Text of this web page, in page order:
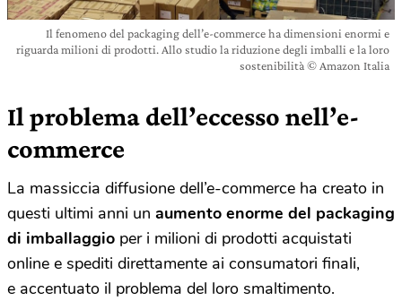
Il fenomeno del packaging dell’e-commerce ha dimensioni enormi e
riguarda milioni di prodotti. Allo studio la riduzione degli imballi e la loro
sostenibilità © Amazon Italia
Il problema dell’eccesso nell’e-
commerce
La massiccia diffusione dell’e-commerce ha creato in
questi ultimi anni un aumento enorme del packaging
di imballaggio per i milioni di prodotti acquistati
online e spediti direttamente ai consumatori finali,
e accentuato il problema del loro smaltimento.